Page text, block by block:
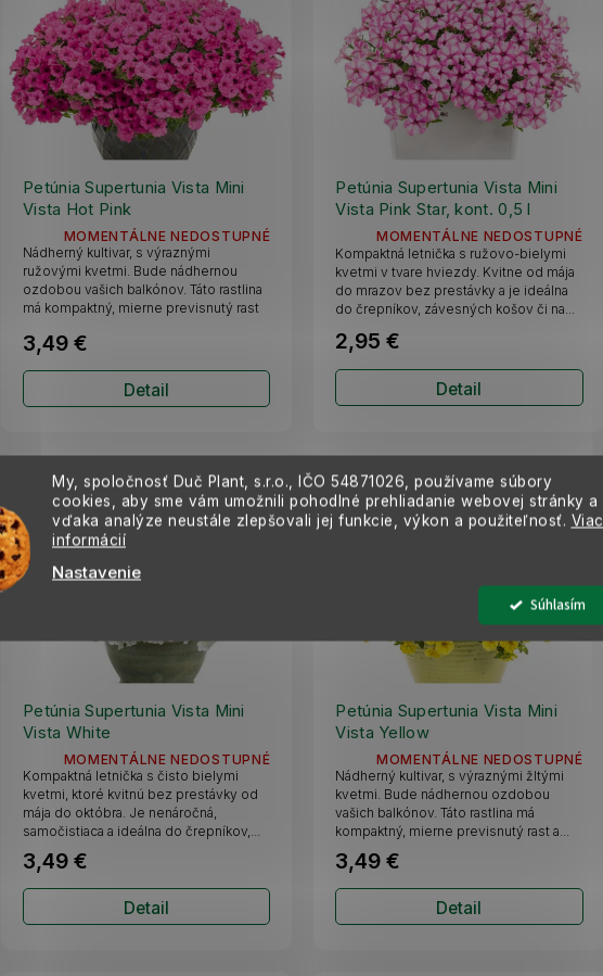
My, spoločnosť Duč Plant, s.r.o., IČO 54871026, používame súbory
cookies, aby sme vám umožnili pohodlné prehliadanie webovej stránky a
vďaka analýze neustále zlepšovali jej funkcie, výkon a použiteľnosť. Viac
informácií
Nastavenie
Súhlasím
Petúnia Supertunia Vista Mini
Vista Hot Pink
MOMENTÁLNE NEDOSTUPNÉ
3,49 €
Detail
Nádherný kultivar, s výraznými
ružovými kvetmi. Bude nádhernou
ozdobou vašich balkónov. Táto rastlina
má kompaktný, mierne previsnutý rast
Petúnia Supertunia Vista Mini
Vista Pink Star, kont. 0,5 l
MOMENTÁLNE NEDOSTUPNÉ
2,95 €
Detail
Kompaktná letnička s ružovo-bielymi
kvetmi v tvare hviezdy. Kvitne od mája
do mrazov bez prestávky a je ideálna
do črepníkov, závesných košov či na...
VLASTNÁ PRODUKCIA
Petúnia Supertunia Vista Mini
Vista White
MOMENTÁLNE NEDOSTUPNÉ
3,49 €
Detail
Kompaktná letnička s čisto bielymi
kvetmi, ktoré kvitnú bez prestávky od
mája do októbra. Je nenáročná,
samočistiaca a ideálna do črepníkov,...
VLASTNÁ PRODUKCIA
Petúnia Supertunia Vista Mini
Vista Yellow
MOMENTÁLNE NEDOSTUPNÉ
3,49 €
Detail
Nádherný kultivar, s výraznými žltými
kvetmi. Bude nádhernou ozdobou
vašich balkónov. Táto rastlina má
kompaktný, mierne previsnutý rast a...